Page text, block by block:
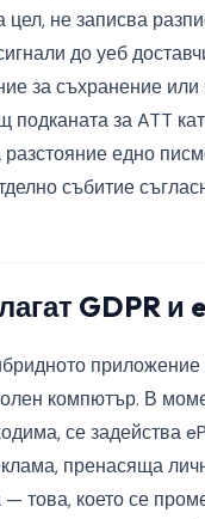
цел, не записва
до уеб
за съхранение или
подканата за ATT
едно
събитие
GDPR и
компютър. В
се задейства
пренасяща
това, което се